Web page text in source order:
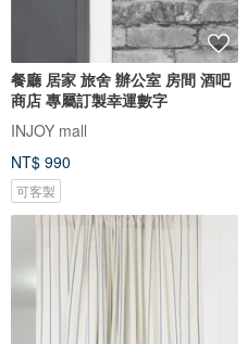
餐廳 居家 旅舍 辦公室 房間 酒吧
商店 專屬訂製幸運數字
INJOY mall
NT$ 990
可客製